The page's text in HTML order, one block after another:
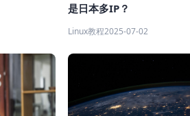
是日本多IP？
Linux教程2025-07-02